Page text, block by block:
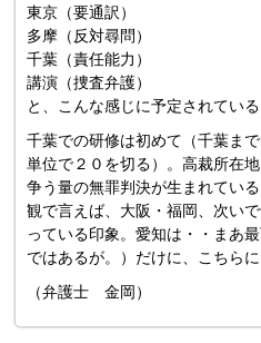
東京（要通訳）
多摩（反対尋問）
千葉（責任能力）
講演（捜査弁護）
と、こんな感じに予定されている
千葉での研修は初めて（千葉ま
単位で２０を切る）。高裁所在
争う量の無罪判決が生まれてい
観で言えば、大阪・福岡、次い
っている印象。愛知は・・まあ
ではあるが。）だけに、こちらに
（弁護士 金岡）